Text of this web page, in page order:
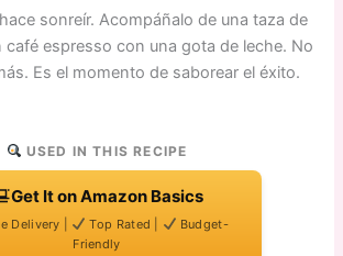
sonreír. Acompáñalo de una taza de
café espresso con una gota de leche. No
Es el momento de saborear el éxito.
USED IN THIS RECIPE
Get It on Amazon Basics
Delivery | Top Rated |
Budget-
Friendly